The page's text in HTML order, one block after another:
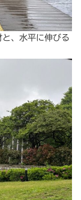
と、水平に伸びる